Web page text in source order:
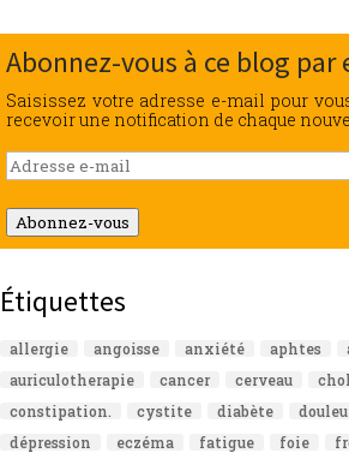
Abonnez-vous à ce blog par
Saisissez votre adresse e-mail pour
recevoir une notification de chaque
Adresse
e-
mail
Abonnez-vous
Étiquettes
allergie angoisse anxiété aphtes
auriculotherapie
cancer cerveau
constipation.
cystite diabète
dépression
eczéma fatigue foie